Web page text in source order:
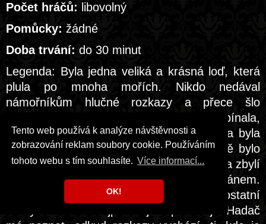
Tento web používá k analýze návštěvnosti a
zobrazování reklam soubory cookie. Používáním
tohoto webu s tím souhlasíte. Více informací...
OK!
Počet hráčů: libovolný
Pomůcky: žádné
Doba trvání: do 30 minut
Legenda: Byla jedna veliká a krásná loď, která
plula po mnoha mořích. Nikdo nedával
námořníkům hlučné rozkazy a přece šlo
všechno jako na drátku. Lana se napínala,
plachty se rozvinovaly a svinovaly, paluba byla
vydrhnuta. Loď fungovala, aniž by vlastně bylo
vidět, jak... Jeden z hráčů vyjde za dveře a zbylí
se dohodnou, který z nich bude kapitánem.
Kapitán dává posunky různé rozkazy a ostatní
ho rychle a co nejpřesněji napodobují. Hadač